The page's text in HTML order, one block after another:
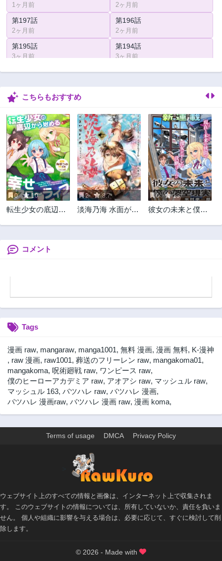
1ヶ月前 2ヶ月前
第197話
2ヶ月前
第196話
2ヶ月前
第195話
3ヶ月前
第194話
3ヶ月前
第193話 第192話
第191話
第189話
3ヶ月前
第188話
3ヶ月前
第187話
3ヶ月前
第186話
3ヶ月前
第185話
3ヶ月前
第184話
3ヶ月前
第183話
3ヶ月前
第182話
3ヶ月前
第181話 第180話
第179話
第173話
第171話
3ヶ月前
第170話
3ヶ月前
第169話
3ヶ月前
第168話
3ヶ月前
第167話 第166話
第164話
3ヶ月前
1年前
第160話
1年前
第159話
1年前
第158話
1年前
こちらもおすすめ
0 10
転生少女の底辺か
2 8.7
淡海乃海 水面が揺
0 10
彼女の未来と僕の
コメント
Tags
漫画 raw, mangaraw, manga1001, 無料 漫画, 漫画 無料, K-漫神
, raw 漫画, raw1001, 葬送のフリーレン raw, mangakoma01,
mangakoma, 呪術廻戦 raw, ワンピース raw,
僕のヒーローアカデミア raw, アオアシ raw, マッシュル raw,
マッシュル 163, バツハレ raw, バツハレ 漫画,
バツハレ 漫画raw, バツハレ 漫画 raw, 漫画 koma,
Terms of usage DMCA Privacy Policy
ウェブサイト上のすべての情報と画像は、インターネット上で収集されま
す。 このウェブサイトの情報については、所有していないか、責任を負いま
せん。 個人や組織に影響を与える場合は、必要に応じて、すぐに検討して削
除します。
© 2026 - Made with